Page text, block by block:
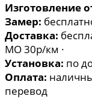
Изготовление
Замер:
Доставка:
МО 30р/км ·
Установка: по
Оплата:
перевод